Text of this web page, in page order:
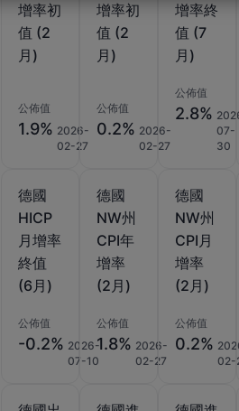
增率初
值 (2
月)
公佈值
1.9% 2026-
02-27
增率初
值 (2
月)
公佈值
0.2% 2026-
02-27
增率終
值 (7
月)
公佈值
2.8%
07-
30
德國
HICP
月增率
終值
(6月)
公佈值
-0.2% 2026-
07-10
德國
NW州
CPI年
增率
(2月)
公佈值
1.8% 2026-
02-27
德國
NW州
CPI月
增率
(2月)
公佈值
0.2%
02-